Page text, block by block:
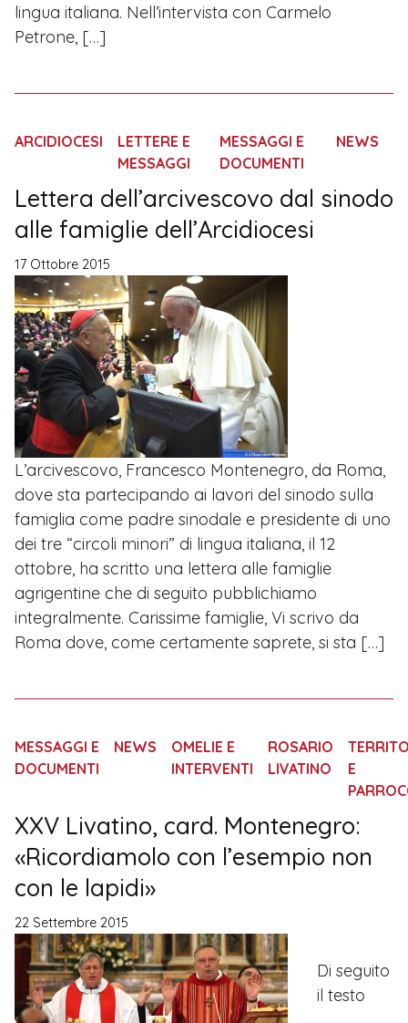
lingua italiana. Nell’intervista con Carmelo
Petrone, […]
ARCIDIOCESI
LETTERE E
MESSAGGI
MESSAGGI E
DOCUMENTI
NEWS
Lettera dell’arcivescovo dal sinodo
alle famiglie dell’Arcidiocesi
17 Ottobre 2015
L’arcivescovo, Francesco Montenegro, da Roma,
dove sta partecipando ai lavori del sinodo sulla
famiglia come padre sinodale e presidente di uno
dei tre “circoli minori” di lingua italiana, il 12
ottobre, ha scritto una lettera alle famiglie
agrigentine che di seguito pubblichiamo
integralmente. Carissime famiglie, Vi scrivo da
Roma dove, come certamente saprete, si sta […]
MESSAGGI E
DOCUMENTI
NEWS
OMELIE E
INTERVENTI
ROSARIO
LIVATINO
E
XXV Livatino, card. Montenegro:
«Ricordiamolo con l’esempio non
con le lapidi»
22 Settembre 2015
Di seguito
il testo